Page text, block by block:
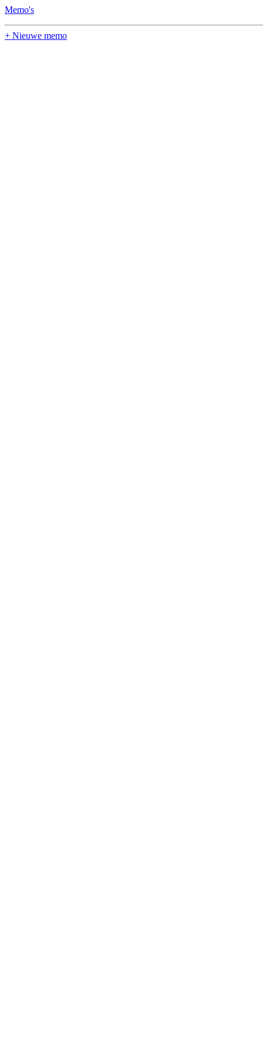
Memo's
+ Nieuwe memo